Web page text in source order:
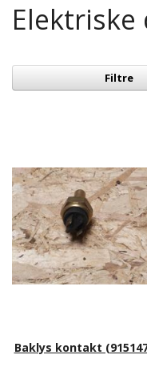
Elektriske
Filtre
Baklys kontakt